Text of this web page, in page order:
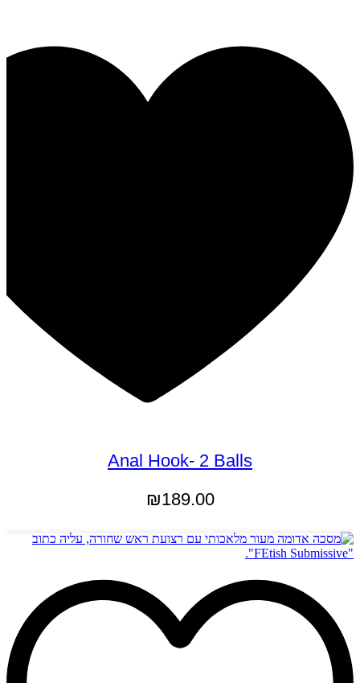
Anal Hook- 2 Balls
₪189.00